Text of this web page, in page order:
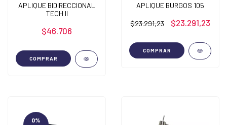
APLIQUE BIDIRECCIONAL
TECH II
$46.706
COMPRAR
APLIQUE BURGOS 105
$23.291,23 $23.291,23
COMPRAR
0%